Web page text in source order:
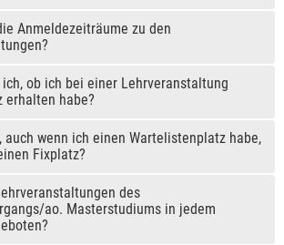
Anmeldezeiträume zu den
ob ich bei einer Lehrveranstaltung
erhalten habe?
auch wenn ich einen Wartelistenplatz habe,
Fixplatz?
des
ao. Masterstudiums in jedem